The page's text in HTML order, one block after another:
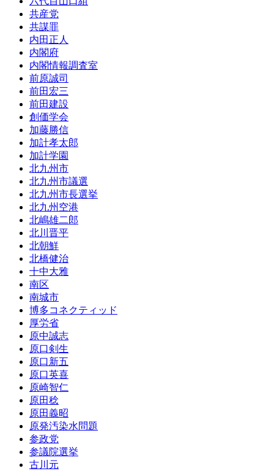
共産党
共謀罪
内田正人
内閣府
内閣情報調査室
前原誠司
前田宏三
前田建設
創価学会
加藤勝信
加計孝太郎
加計学園
北九州市
北九州市議選
北九州市長選挙
北九州空港
北嶋雄二郎
北川晋平
北朝鮮
北橋健治
十中大雅
南区
南城市
博多コネクティッド
厚労省
原中誠志
原口剣生
原口新五
原口英喜
原崎智仁
原田稔
原田義昭
原発汚染水問題
参政党
参議院選挙
古川元